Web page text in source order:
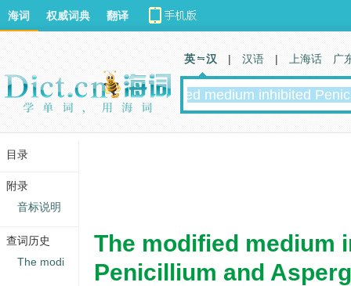
The modified medium
Penicillium and
海词 权威词典 翻译
英 汉 | 汉语 | 上海话 广
目录
附录
音标说明
查词历史
The modi